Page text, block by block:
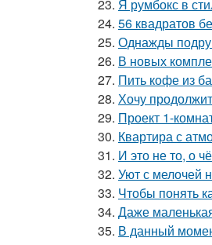
23. Я румбокс в
24. 56 квадратов
25. Однажды
26. В новых
27. Пить кофе из
28. Хочу
29. Проект 1-
30. Квартира с
31. И это не то, о
32. Уют с мелочей
33. Чтобы понять
34. Даже
35. В данный